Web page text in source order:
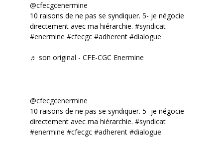
@cfecgcenermine
10 raisons de ne pas se syndiquer. 5- je négocie
directement avec ma hiérarchie. #syndicat
#enermine #cfecgc #adherent #dialogue
♬ son original - CFE-CGC Enermine
@cfecgcenermine
10 raisons de ne pas se syndiquer. 5- je négocie
directement avec ma hiérarchie. #syndicat
#enermine #cfecgc #adherent #dialogue